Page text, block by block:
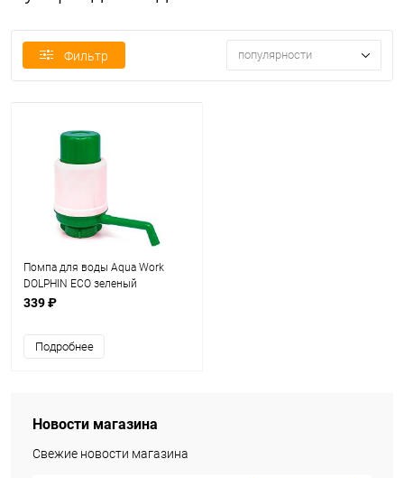
Фильтр популярности
Помпа для воды Aqua Work
DOLPHIN ECO зеленый
339 ₽
Подробнее
Новости магазина
Свежие новости магазина